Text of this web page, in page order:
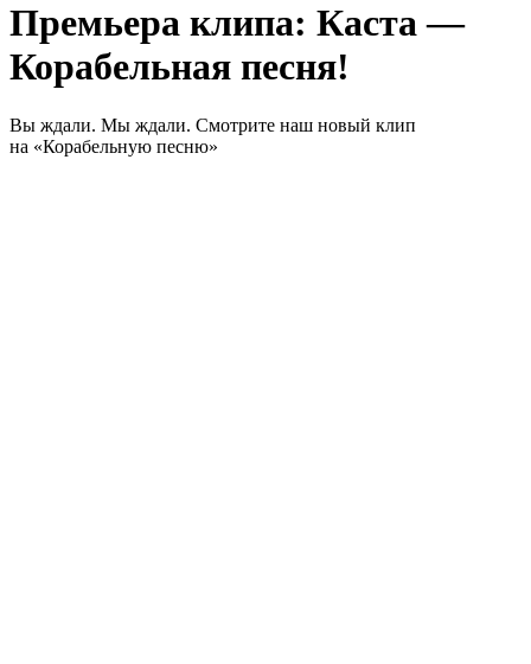
Премьера клипа: Каста —
Корабельная песня!
Вы ждали. Мы ждали. Смотрите наш новый клип
на «Корабельную песню»